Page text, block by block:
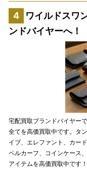
ワイルドスワ
ンドバイヤーへ！
宅配買取ブランドバイヤー
全てを高価買取中です。タ
イブ、エレファント、カー
ペルカーフ、コインケース
アイテムを高価買取中です